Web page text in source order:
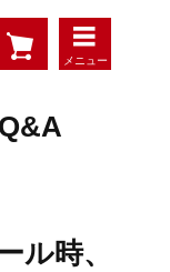
メニュー
ル時、